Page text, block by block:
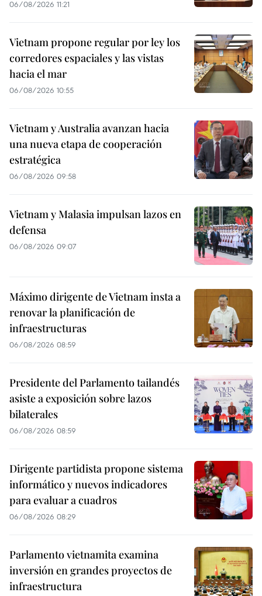
06/08/2026 11:21
Vietnam propone regular por ley los
corredores espaciales y las vistas
hacia el mar
06/08/2026 10:55
Vietnam y Australia avanzan hacia
una nueva etapa de cooperación
estratégica
06/08/2026 09:58
Vietnam y Malasia impulsan lazos en
defensa
06/08/2026 09:07
Máximo dirigente de Vietnam insta a
renovar la planificación de
infraestructuras
06/08/2026 08:59
Presidente del Parlamento tailandés
asiste a exposición sobre lazos
bilaterales
06/08/2026 08:59
Dirigente partidista propone sistema
informático y nuevos indicadores
para evaluar a cuadros
06/08/2026 08:29
Parlamento vietnamita examina
inversión en grandes proyectos de
infraestructura